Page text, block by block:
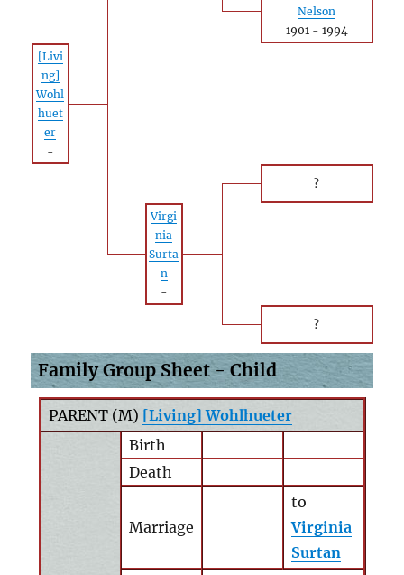
Nelson
1901- 1994
[Livi
ng]
Wohl
huet
er
-
?
Virgi
nia
Surta
n
-
?
Family Group Sheet - Child
PARENT (M) [Living] Wohlhueter
Birth
Death
Marriage
to
Virginia
Surtan